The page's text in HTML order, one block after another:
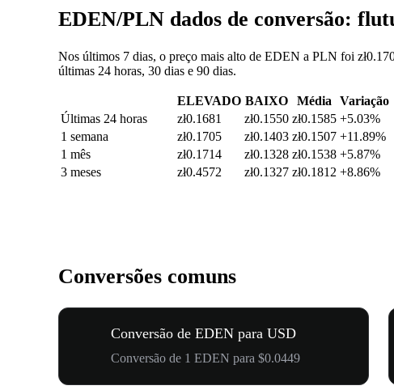
EDEN/PLN dados de conversão:
Nos últimos 7 dias, o preço mais alto de EDEN a PLN foi
últimas 24 horas, 30 dias e 90 dias.
ELEVADO BAIXO Média
Variação
Últimas 24 horas
zł0.1681 zł0.1550 zł0.1585 +5.03%
1 semana
zł0.1705 zł0.1403 zł0.1507 +11.89%
1 mês
zł0.1714 zł0.1328 zł0.1538 +5.87%
3 meses
zł0.4572 zł0.1327 zł0.1812 +8.86%
Conversões comuns
Conversão de EDEN para USD
Conversão de 1 EDEN para $0.0449